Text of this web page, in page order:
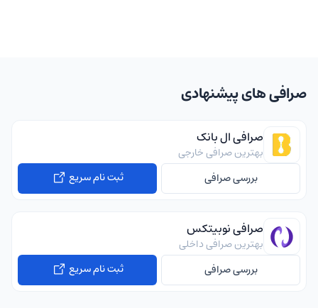
صرافی های پیشنهادی
صرافی ال بانک
بهترین صرافی خارجی
بررسی صرافی
ثبت نام سریع
صرافی نوبیتکس
بهترین صرافی داخلی
بررسی صرافی
ثبت نام سریع